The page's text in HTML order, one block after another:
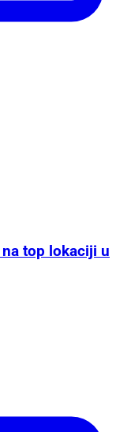
top lokaciji u